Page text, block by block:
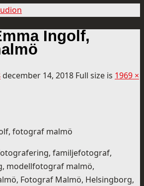
Ingolf,
december 14, 2018 Full size is 1969 ×
fotograf malmö
familjefotograf,
modellfotograf malmö,
Fotograf Malmö, Helsingborg,